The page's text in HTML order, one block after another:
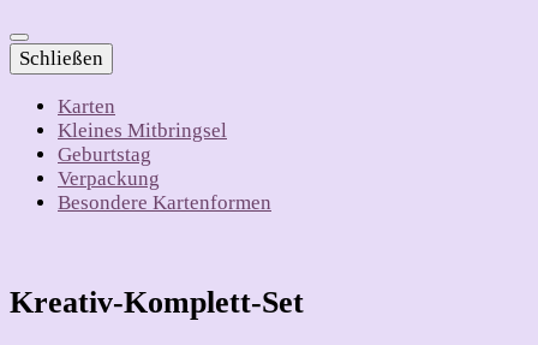
Schließen
Karten
Kleines Mitbringsel
Geburtstag
Verpackung
Besondere Kartenformen
Kreativ-Komplett-Set